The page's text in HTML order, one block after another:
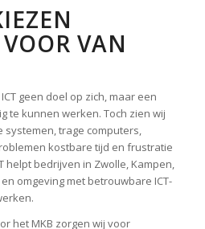
VAN
geen doel op zich, maar een
te kunnen werken. Toch zien wij
trage computers,
kostbare tijd en frustratie
helpt bedrijven in Zwolle, Kampen,
omgeving met betrouwbare ICT-
het MKB zorgen wij voor